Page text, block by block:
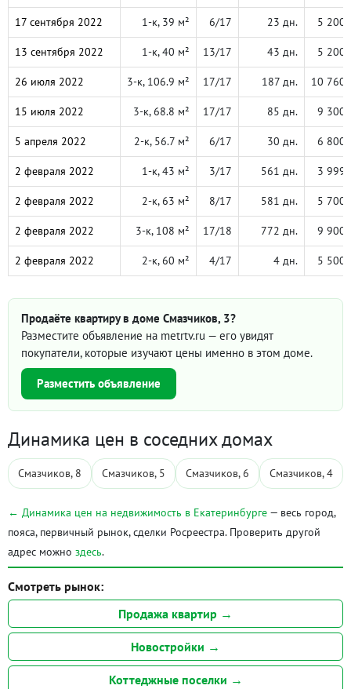
17 сентября 2022 1-к, 39 м² 6/17 23 дн. 5 200
13 сентября 2022 1-к, 40 м² 13/17 43 дн. 5 200
26 июля 2022 3-к, 106.9 м² 17/17 187 дн. 10 760
15 июля 2022 3-к, 68.8 м² 17/17 85 дн. 9 300
5 апреля 2022 2-к, 56.7 м² 6/17 30 дн. 6 800
2 февраля 2022 1-к, 43 м² 3/17 561 дн. 3 999
2 февраля 2022 2-к, 63 м² 8/17 581 дн. 5 700
2 февраля 2022 3-к, 108 м² 17/18 772 дн. 9 900
2 февраля 2022 2-к, 60 м² 4/17 4 дн. 5 500
Продаёте квартиру в доме Смазчиков, 3?
Разместите объявление на metrtv.ru — его увидят
покупатели, которые изучают цены именно в этом доме.
Разместить объявление
Динамика цен в соседних домах
Смазчиков, 8 Смазчиков, 5 Смазчиков, 6 Смазчиков, 4
← Динамика цен на недвижимость в Екатеринбурге — весь город,
пояса, первичный рынок, сделки Росреестра. Проверить другой
адрес можно здесь.
Смотреть рынок:
Продажа квартир →
Новостройки →
Коттеджные поселки →